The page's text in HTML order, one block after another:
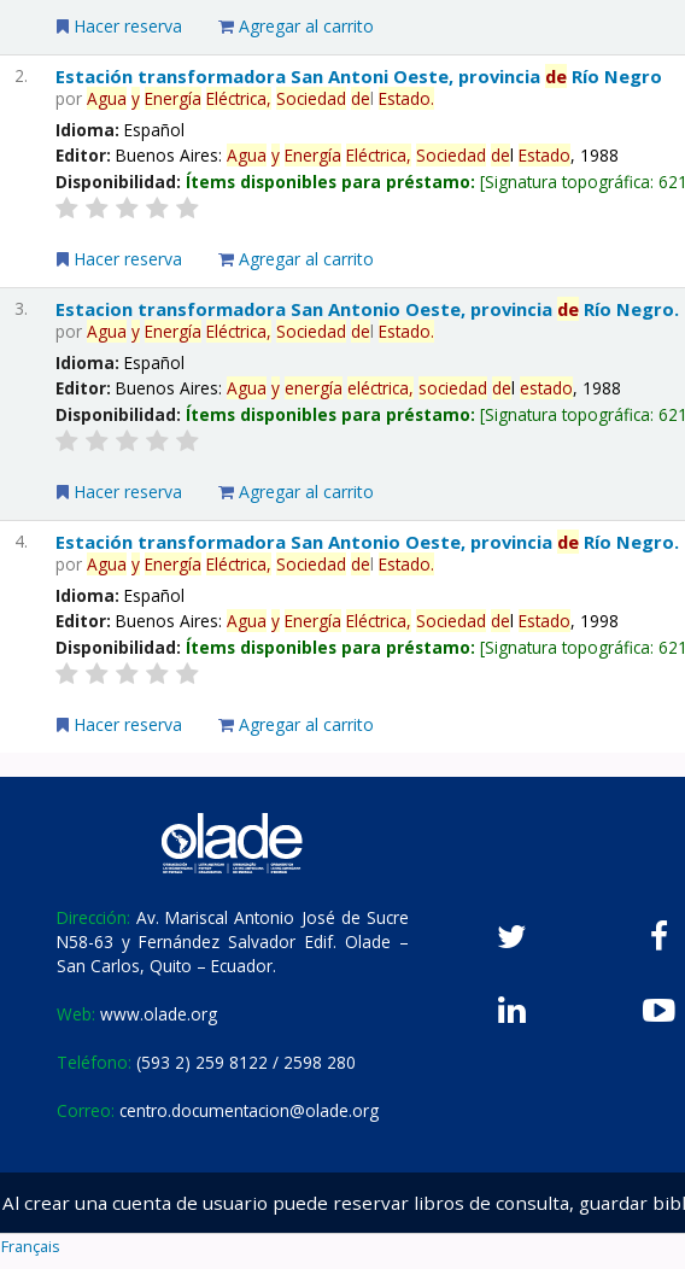
Hacer reserva Agregar al carrito
2. Estación transformadora San Antoni Oeste, provincia de Río Negro
porAgua y Energía Eléctrica, Sociedad delEstado.
Idioma:Español
Editor:Buenos Aires:Agua y Energía Eléctrica, Sociedad delEstado, 1988
Disponibilidad: Ítems disponibles para préstamo: Signatura topográfica:
Hacer reserva Agregar al carrito
3. Estacion transformadora San Antonio Oeste, provincia de Río Negro.
porAgua y Energía Eléctrica, Sociedad delEstado.
Idioma:Español
Editor:Buenos Aires:Agua y energía eléctrica, sociedad delestado, 1988
Disponibilidad: Ítems disponibles para préstamo: Signatura topográfica:
Hacer reserva Agregar al carrito
4. Estación transformadora San Antonio Oeste, provincia de Río Negro.
porAgua y Energía Eléctrica, Sociedad delEstado.
Idioma:Español
Editor:Buenos Aires:Agua y Energía Eléctrica, Sociedad delEstado, 1998
Disponibilidad: Ítems disponibles para préstamo: Signatura topográfica:
Hacer reserva Agregar al carrito
Dirección: Av. Mariscal Antonio José de Sucre
N58-63 y Fernández Salvador Edif. Olade –
San Carlos, Quito – Ecuador.
Web: www.olade.org
Teléfono: (593 2) 259 8122 / 2598 280
Correo: centro.documentacion@olade.org
Al crear una cuenta de usuario puede reservar libros de consulta, guardar
Français